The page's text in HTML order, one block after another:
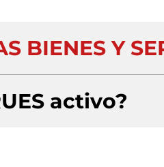
BIENES Y
activo?